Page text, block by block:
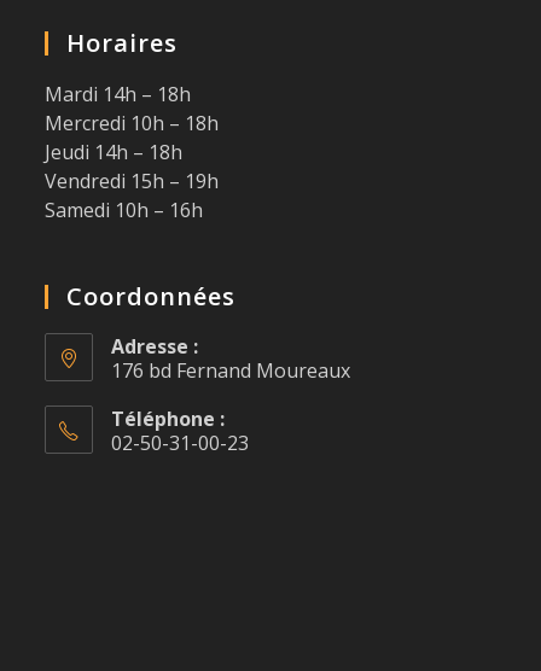
Horaires
Mardi 14h – 18h
Mercredi 10h – 18h
Jeudi 14h – 18h
Vendredi 15h – 19h
Samedi 10h – 16h
Coordonnées
Adresse :
176 bd Fernand Moureaux
Téléphone :
02-50-31-00-23